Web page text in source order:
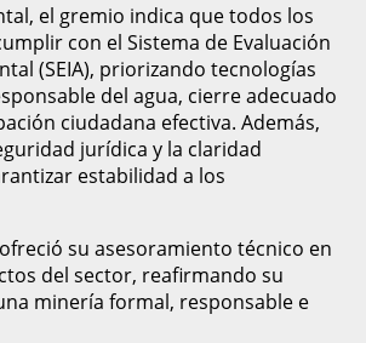
el gremio indica que todos los
con el Sistema de Evaluación
(SEIA), priorizando tecnologías
del agua, cierre adecuado
ciudadana efectiva. Además,
jurídica y la claridad
estabilidad a los
su asesoramiento técnico en
del sector, reafirmando su
minería formal, responsable e